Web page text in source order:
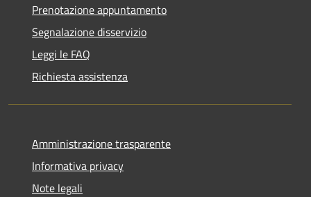
Prenotazione appuntamento
Segnalazione disservizio
Leggi le FAQ
Richiesta assistenza
Amministrazione trasparente
Informativa privacy
Note legali